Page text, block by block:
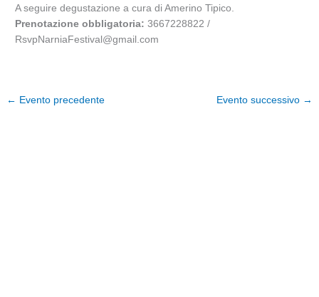
A seguire degustazione a cura di Amerino Tipico.
Prenotazione obbligatoria:3667228822 /
RsvpNarniaFestival@gmail.com
← Evento precedente Evento successivo →